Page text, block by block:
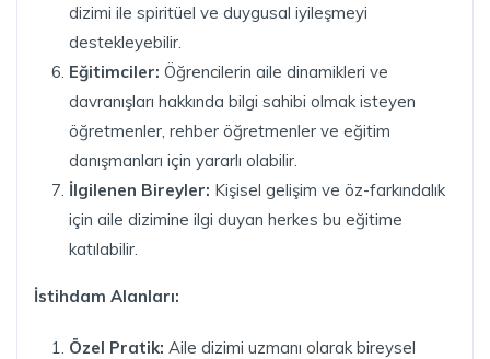
dizimi ile spiritüel ve duygusal iyileşmeyi
destekleyebilir.
Eğitimciler: Öğrencilerin aile dinamikleri ve
davranışları hakkında bilgi sahibi olmak isteyen
öğretmenler, rehber öğretmenler ve eğitim
danışmanları için yararlı olabilir.
İlgilenen Bireyler: Kişisel gelişim ve öz-farkındalık
için aile dizimine ilgi duyan herkes bu eğitime
katılabilir.
İstihdam Alanları:
Özel Pratik: Aile dizimi uzmanı olarak bireysel